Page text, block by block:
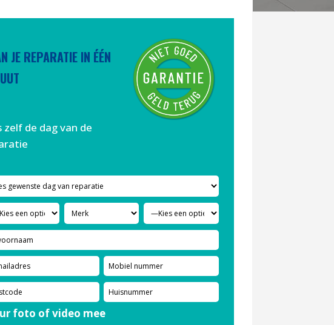
JE REPARATIE IN ÉÉN
zelf de dag van de
foto of video mee